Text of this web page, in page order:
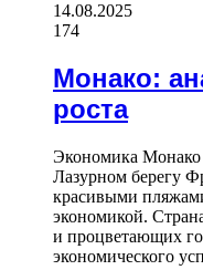
14.08.2025
174
Монако:
роста
Экономика Монако
Лазурном берегу
красивыми
экономикой.
и процветающих
экономического